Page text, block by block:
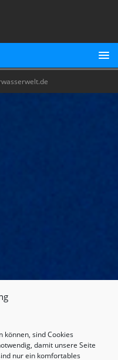
können, sind Cookies
damit unsere Seite
nur ein komfortables